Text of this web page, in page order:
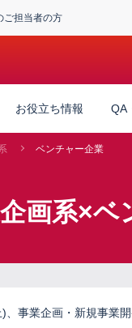
ご担当者の方
お役立ち情報 QA
ベンチャー企業
画系×
事業企画・新規事業